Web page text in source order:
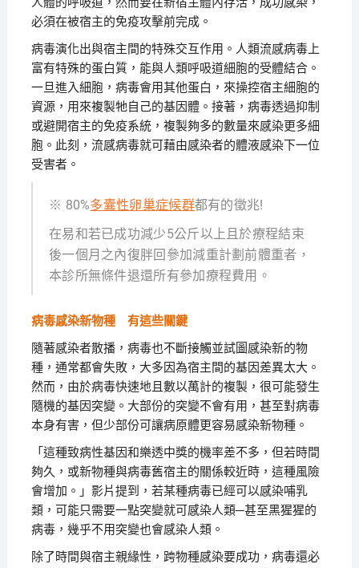
必須在被宿主的免疫攻擊前完成。
病毒演化出與宿主間的特殊交互作用。人類流感病毒上
富有特殊的蛋白質，能與人類呼吸道細胞的受體結合。
一旦進入細胞，病毒會用其他蛋白，來操控宿主細胞的
資源，用來複製牠自己的基因體。接著，病毒透過抑制
或避開宿主的免疫系統，複製夠多的數量來感染更多細
胞。此刻，流感病毒就可藉由感染者的體液感染下一位
受害者。
※ 80%多囊性卵巢症候群都有的徵兆!
在易和若已成功減少5公斤以上且於療程結束
後一個月之內復胖回參加減重計劃前體重者，
本診所無條件退還所有參加療程費用。
病毒感染新物種 有這些關鍵
隨著感染者散播，病毒也不斷接觸並試圖感染新的物
種，通常都會失敗，大多因為宿主間的基因差異太大。
然而，由於病毒快速地且數以萬計的複製，很可能發生
隨機的基因突變。大部份的突變不會有用，甚至對病毒
本身有害，但少部份可讓病原體更容易感染新物種。
「這種致病性基因和樂透中獎的機率差不多，但若時間
夠久，或新物種與病毒舊宿主的關係較近時，這種風險
會增加。」影片提到，若某種病毒已經可以感染哺乳
類，可能只需要一點突變就可感染人類─甚至黑猩猩的
病毒，幾乎不用突變也會感染人類。
除了時間與宿主親緣性，跨物種感染要成功，病毒還必